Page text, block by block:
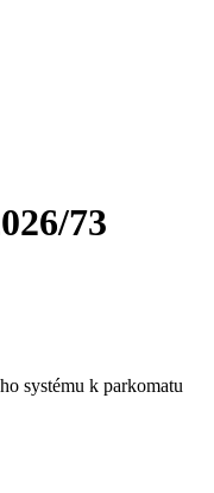
73
systému k parkomatu